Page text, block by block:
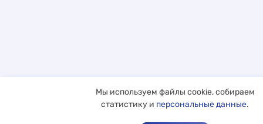
Мы используем файлы cookie, собираем
статистику и персональные данные.